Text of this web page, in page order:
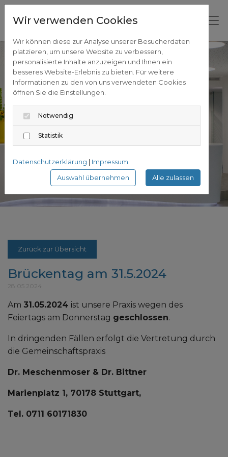
Zurück zur Übersicht
Brückentag am 31.5.2024
28.05.2024
Am 31.05.2024 ist unsere Praxis wegen des
Feiertags am Donnerstag geschlossen.
In dringenden Fällen erfolgt die Vertretung durch
die Gemeinschaftspraxis
Dr. Meschenmoser & Dr. Bittner
Marienplatz 1, 70178 Stuttgart,
Tel. 0711 60171830
Wir verwenden Cookies
Wir können diese zur Analyse unserer Besucherdaten
platzieren, um unsere Website zu verbessern,
personalisierte Inhalte anzuzeigen und Ihnen ein
besseres Website-Erlebnis zu bieten. Für weitere
Informationen zu den von uns verwendeten Cookies
öffnen Sie die Einstellungen.
Notwendig
Statistik
Datenschutzerklärung | Impressum
Auswahl übernehmen
Alle zulassen